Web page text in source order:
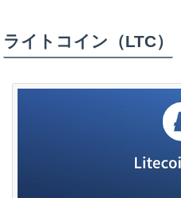
ライトコイン（LTC）